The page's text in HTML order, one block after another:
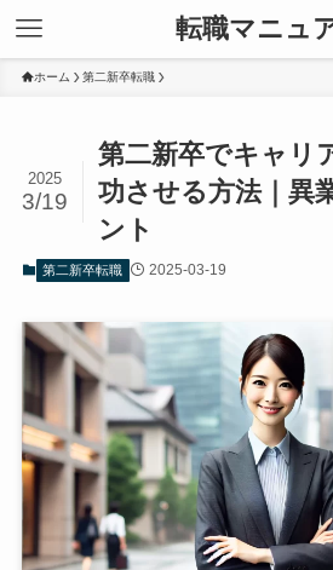
転職マニュ
ホーム 第二新卒転職
第二新卒でキャリ
功させる方法｜異
ント
2025
3/19
第二新卒転職 2025-03-19